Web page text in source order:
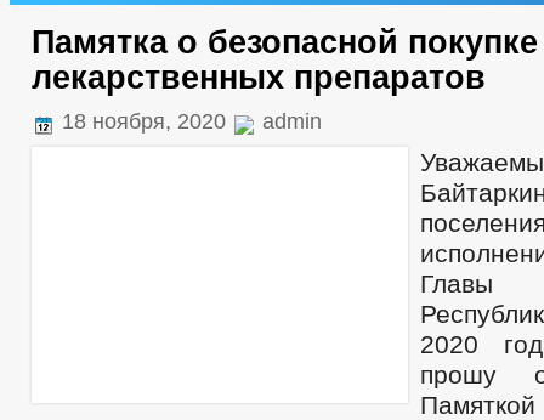
Памятка о безопасной покупке
лекарственных препаратов
18 ноября, 2020 admin
Главы
2020
прошу